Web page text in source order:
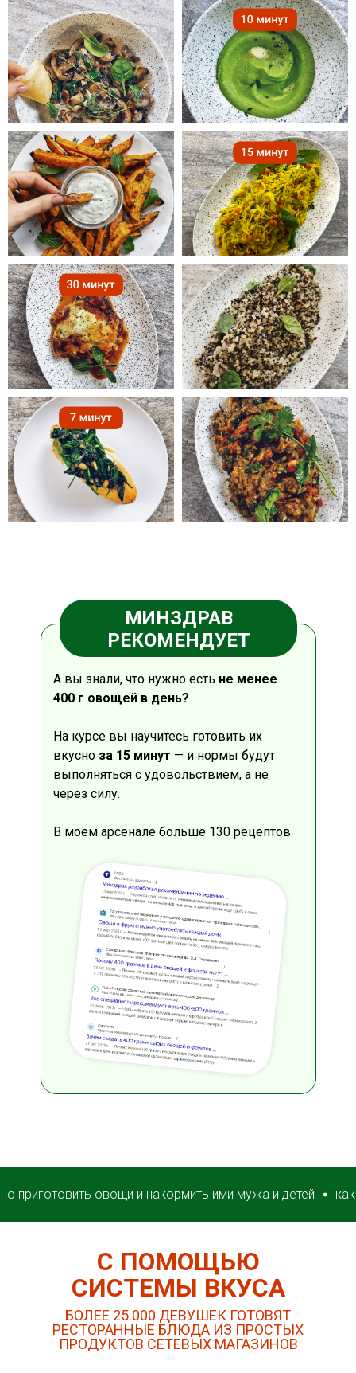
{DATAF1}
МИНЗДРАВ
РЕКОМЕНДУЕТ
А вы знали, что нужно есть не менее
400 г овощей в день?
На курсе вы научитесь готовить их
вкусно за 15 минут — и нормы будут
выполняться с удовольствием, а не
через силу.
В моем арсенале больше 130 рецептов
овощи и накормить ими мужа и детей как
С ПОМОЩЬЮ
СИСТЕМЫ ВКУСА
БОЛЕЕ 25.000 ДЕВУШЕК ГОТОВЯТ
РЕСТОРАННЫЕ БЛЮДА ИЗ ПРОСТЫХ
ПРОДУКТОВ СЕТЕВЫХ МАГАЗИНОВ